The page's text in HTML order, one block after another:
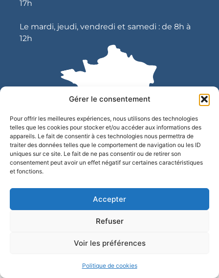
Gérer le consentement
Pour offrir les meilleures expériences, nous utilisons des technologies
telles que les cookies pour stocker et/ou accéder aux informations des
appareils. Le fait de consentir à ces technologies nous permettra de
traiter des données telles que le comportement de navigation ou les ID
uniques sur ce site. Le fait de ne pas consentir ou de retirer son
consentement peut avoir un effet négatif sur certaines caractéristiques
et fonctions.
Accepter
Refuser
Voir les préférences
Politique de cookies
17h
Le mardi, jeudi, vendredi et samedi : de 8h à
12h
AccessibilitéConfidentialitéMentions légales
Plan du site